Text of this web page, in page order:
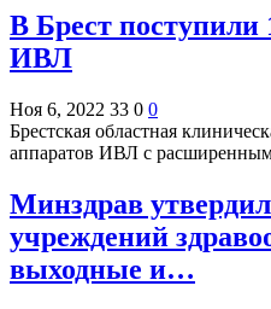
В Брест поступили
ИВЛ
Ноя 6, 2022 33 0 0
Брестская областная
аппаратов ИВЛ с
Минздрав
учреждений
выходные и…